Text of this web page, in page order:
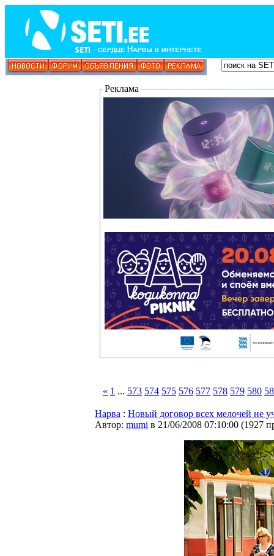
Реклама
« 1 ... 573 574 575 576 577 578 579 580
Нарва : Новый договор всех мелочей не
Автор: mumi в 21/06/2008 07:10:00 (1927